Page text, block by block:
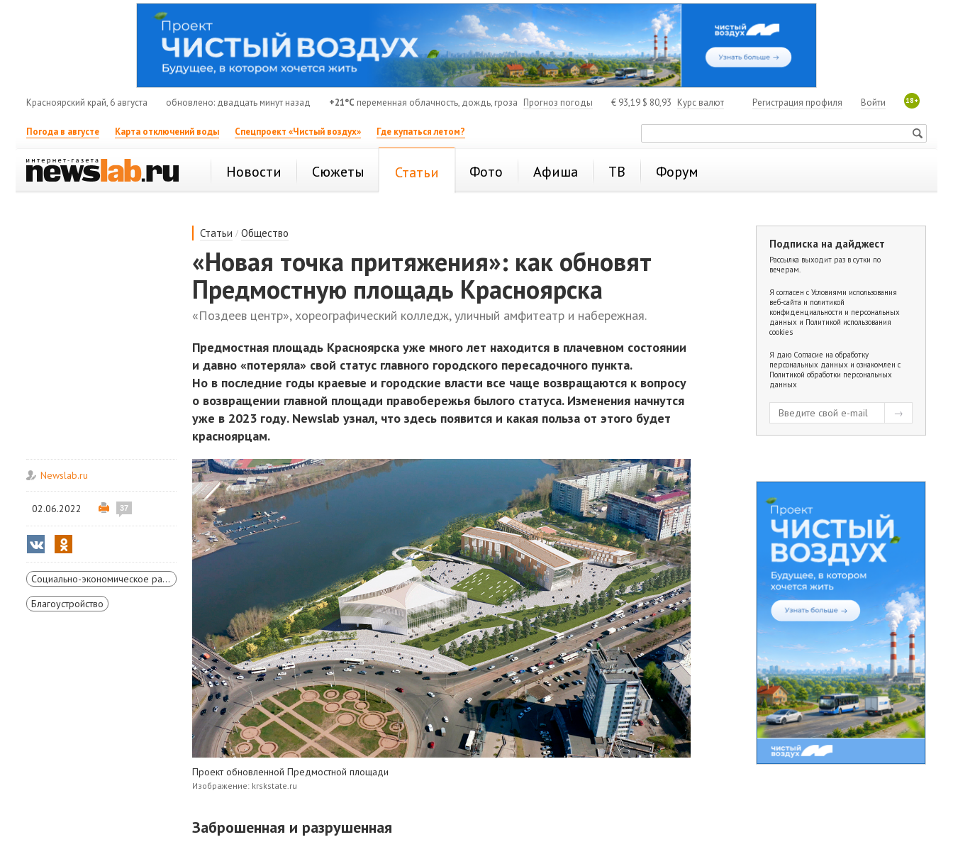
Красноярский край, 6 августа обновлено: двадцать минут назад +21°C переменная облачность, дождь, гроза Прогноз погоды € 93,19 $ 80,93 Курс валют 18+
Войти
Регистрация профиля
Погода в августе Карта отключений воды Спецпроект «Чистый воздух» Где купаться летом?
Новости Сюжеты Статьи Фото Афиша ТВ Форум
Статьи /Общество
«Новая точка притяжения»: как обновят
Предмостную площадь Красноярска
«Поздеев центр», хореографический колледж, уличный амфитеатр и набережная.
Предмостная площадь Красноярска уже много лет находится в плачевном состоянии
и давно «потеряла» свой статус главного городского пересадочного пункта.
Но в последние годы краевые и городские власти все чаще возвращаются к вопросу
о возвращении главной площади правобережья былого статуса. Изменения начнутся
уже в 2023 году. Newslab узнал, что здесь появится и какая польза от этого будет
красноярцам.
Newslab.ru
02.06.2022 37
Социально-экономическое развитие Красноярского края
Благоустройство
Проект обновленной Предмостной площади
Изображение: krskstate.ru
Заброшенная и разрушенная
Подписка на дайджест
Рассылка выходит раз в сутки по
вечерам.
Я согласен с Условиями использования
веб-сайта и политикой
конфиденциальности и персональных
данных и Политикой использования
cookies
Я даю Согласие на обработку
персональных данных и ознакомлен с
Политикой обработки персональных
данных